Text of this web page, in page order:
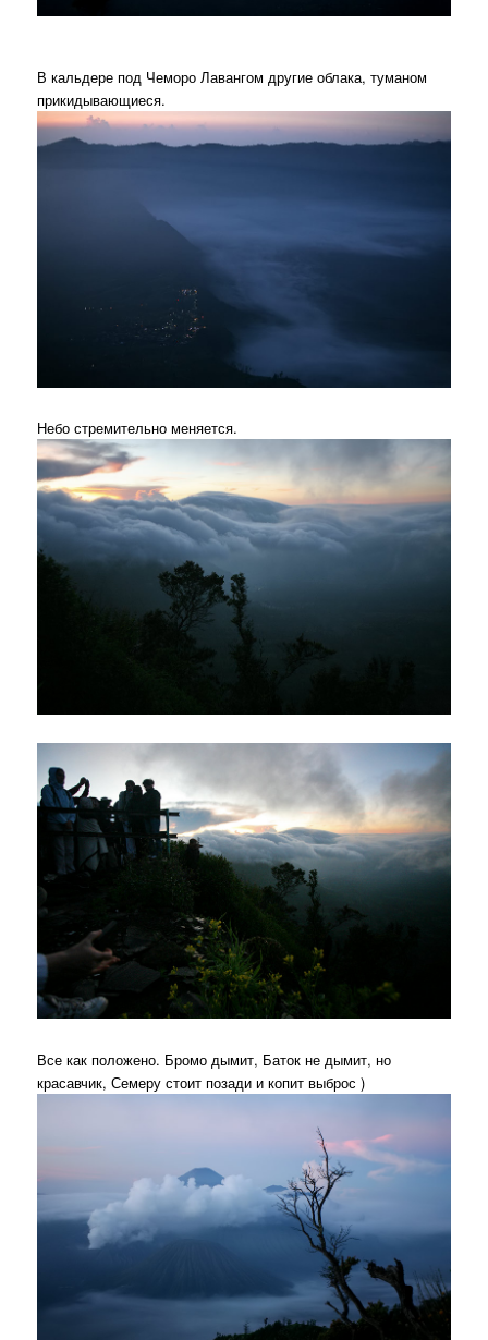
В кальдере под Чеморо Лавангом другие облака, туманом
прикидывающиеся.
Небо стремительно меняется.
Все как положено. Бромо дымит, Баток не дымит, но
красавчик, Семеру стоит позади и копит выброс )